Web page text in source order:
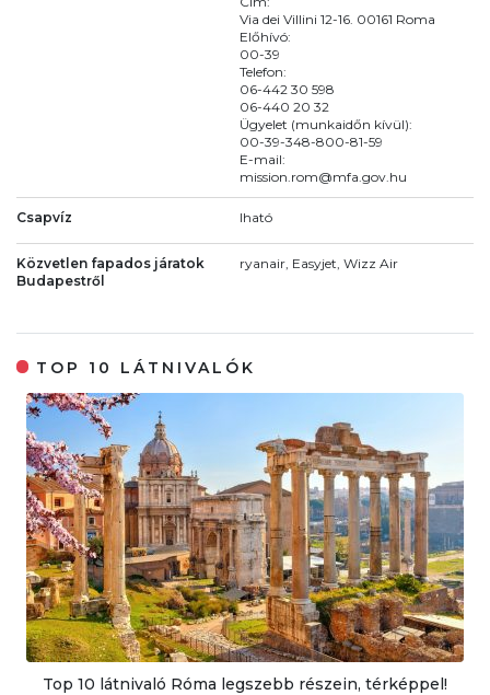
Via dei Villini 12-16. 00161 Roma
Előhívó:
00-39
Telefon:
06-442 30 598
06-440 20 32
Ügyelet (munkaidőn kívül):
00-39-348-800-81-59
E-mail:
mission.rom@mfa.gov.hu
Csapvíz Iható
Közvetlen fapados járatok
Budapestről
ryanair, Easyjet, Wizz Air
TOP 10 LÁTNIVALÓK
Top 10 látnivaló Róma legszebb részein, térképpel!